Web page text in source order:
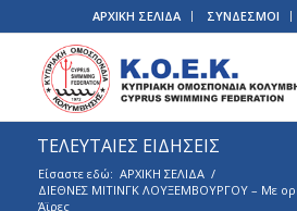
ΑΡΧΙΚΗ ΣΕΛΙΔΑ ΣΥΝΔΕΣΜΟΙ
ΤΕΛΕΥΤΑΙΕΣ ΕΙΔΗΣΕΙΣ
Είσαστε εδώ: ΑΡΧΙΚΗ ΣΕΛΙΔΑ /
ΔΙΕΘΝΕΣ ΜΙΤΙΝΓΚ ΛΟΥΞΕΜΒΟΥΡΓΟΥ – Με
Άϊρες